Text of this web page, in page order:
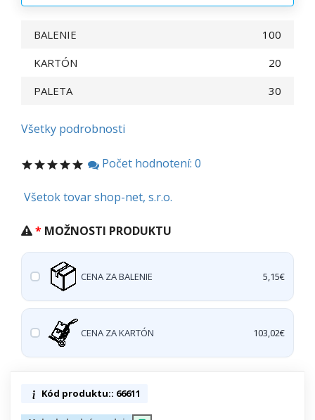
BALENIE
100
KARTÓN
20
PALETA
30
Všetky podrobnosti
Počet hodnotení: 0
Všetok tovar shop-net, s.r.o.
MOŽNOSTI PRODUKTU
CENA ZA BALENIE 5,15€
CENA ZA KARTÓN 103,02€
Kód produktu:: 66611